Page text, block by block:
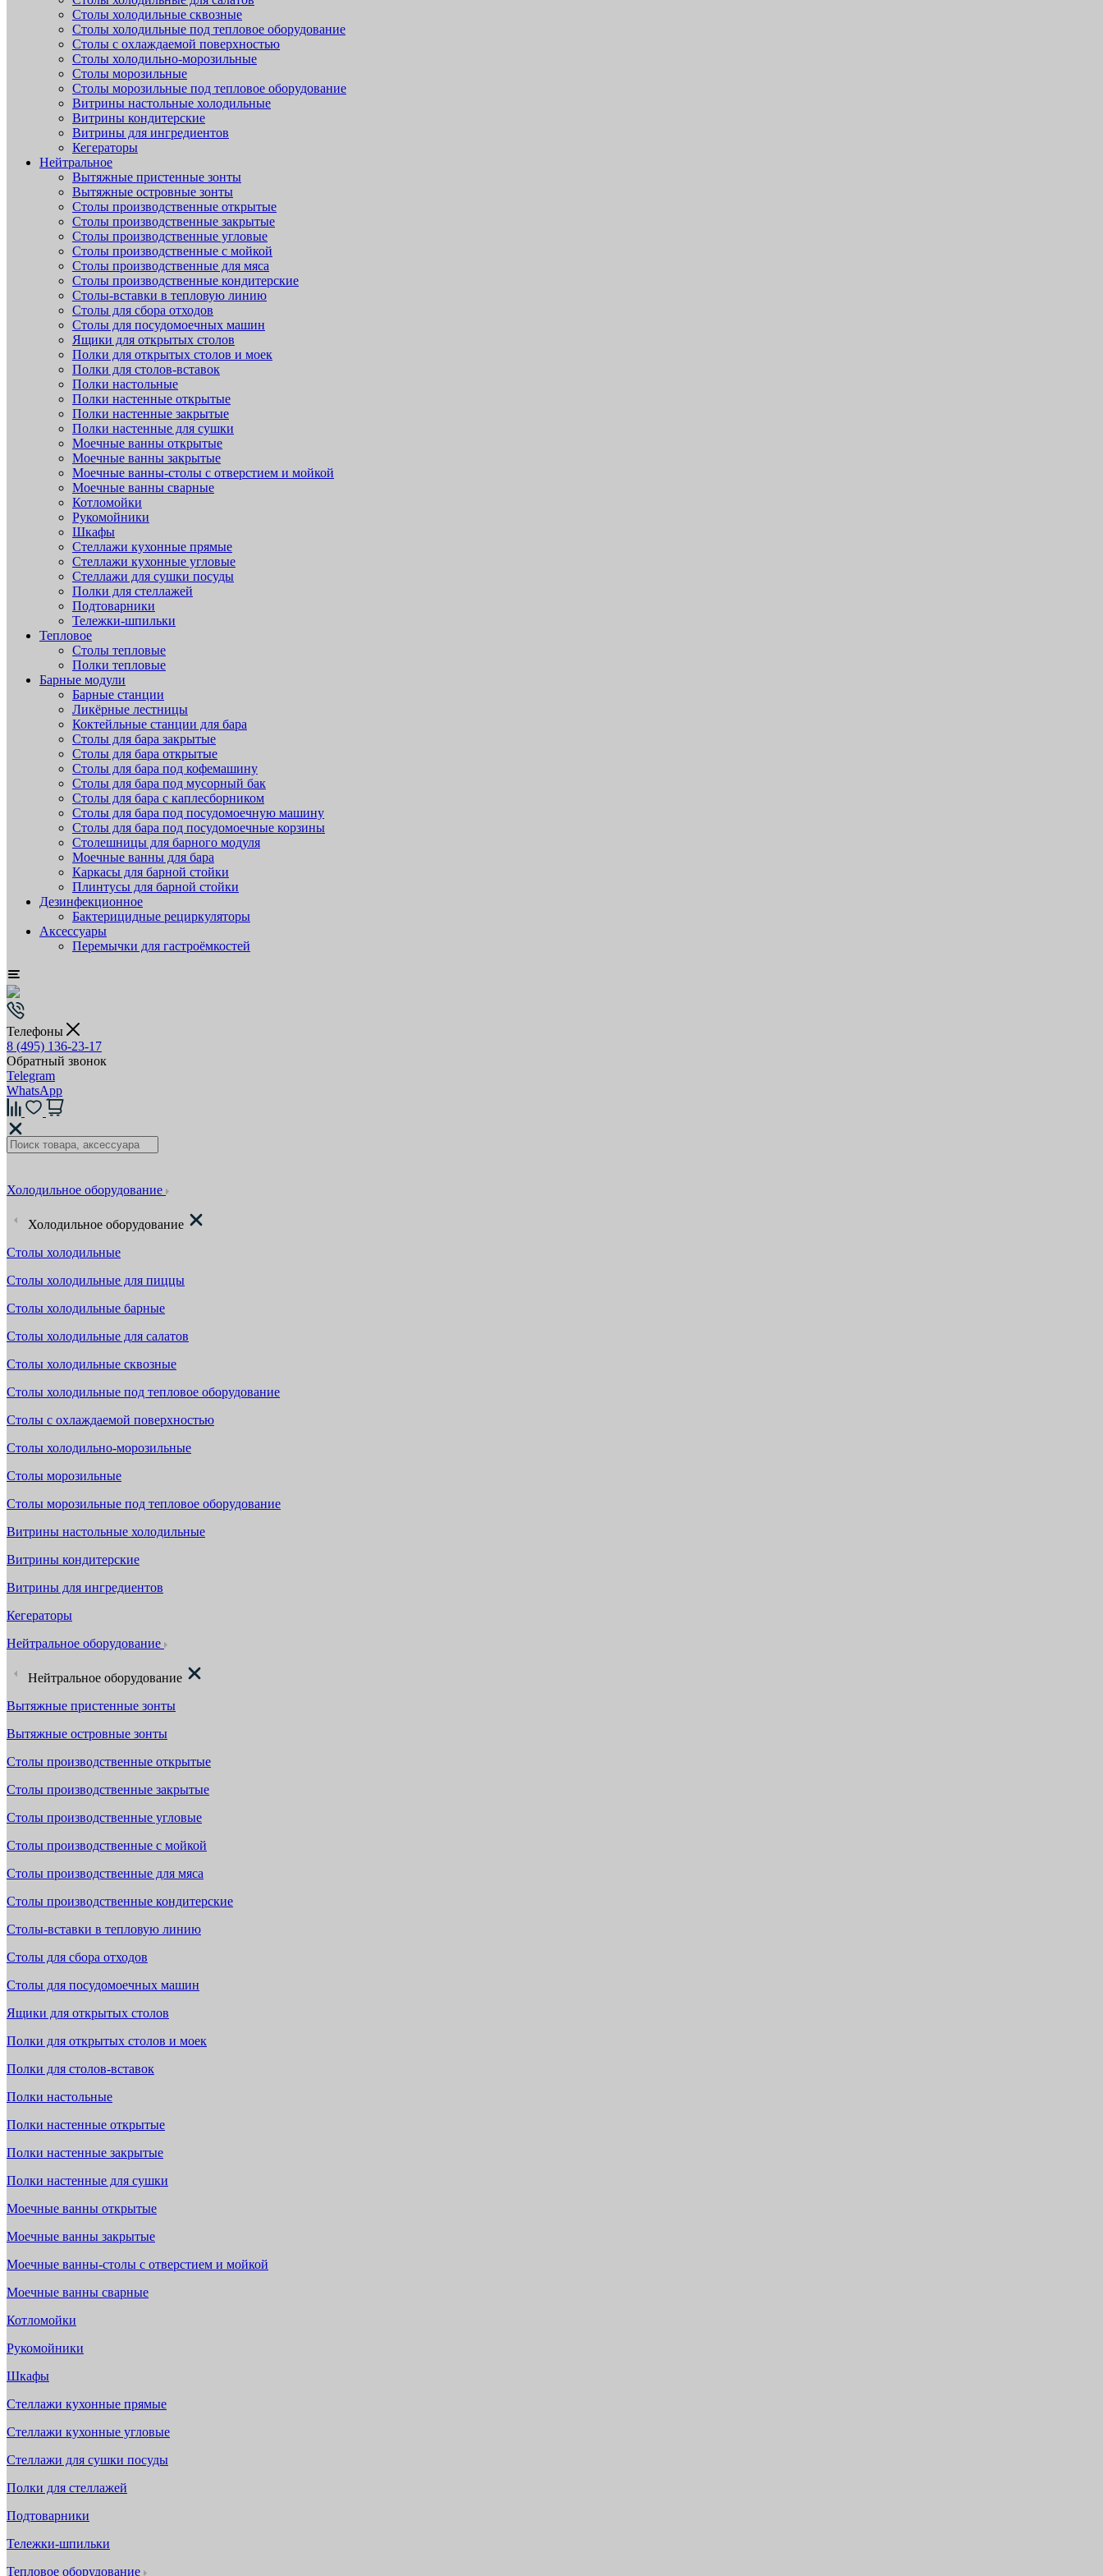
Столы холодильные сквозные
Столы холодильные под тепловое оборудование
Столы с охлаждаемой поверхностью
Столы холодильно-морозильные
Столы морозильные
Столы морозильные под тепловое оборудование
Витрины настольные холодильные
Витрины кондитерские
Витрины для ингредиентов
Кегераторы
Нейтральное
Вытяжные пристенные зонты
Вытяжные островные зонты
Столы производственные открытые
Столы производственные закрытые
Столы производственные угловые
Столы производственные с мойкой
Столы производственные для мяса
Столы производственные кондитерские
Столы-вставки в тепловую линию
Столы для сбора отходов
Столы для посудомоечных машин
Ящики для открытых столов
Полки для открытых столов и моек
Полки для столов-вставок
Полки настольные
Полки настенные открытые
Полки настенные закрытые
Полки настенные для сушки
Моечные ванны открытые
Моечные ванны закрытые
Моечные ванны-столы с отверстием и мойкой
Моечные ванны сварные
Котломойки
Рукомойники
Шкафы
Стеллажи кухонные прямые
Стеллажи кухонные угловые
Стеллажи для сушки посуды
Полки для стеллажей
Подтоварники
Тележки-шпильки
Тепловое
Столы тепловые
Полки тепловые
Барные модули
Барные станции
Ликёрные лестницы
Коктейльные станции для бара
Столы для бара закрытые
Столы для бара открытые
Столы для бара под кофемашину
Столы для бара под мусорный бак
Столы для бара с каплесборником
Столы для бара под посудомоечную машину
Столы для бара под посудомоечные корзины
Столешницы для барного модуля
Моечные ванны для бара
Каркасы для барной стойки
Плинтусы для барной стойки
Дезинфекционное
Бактерицидные рециркуляторы
Аксессуары
Перемычки для гастроёмкостей
Телефоны
8 (495) 136-23-17
Обратный звонок
Telegram
WhatsApp
Холодильное оборудование
Холодильное оборудование
Столы холодильные
Столы холодильные для пиццы
Столы холодильные барные
Столы холодильные для салатов
Столы холодильные сквозные
Столы холодильные под тепловое оборудование
Столы с охлаждаемой поверхностью
Столы холодильно-морозильные
Столы морозильные
Столы морозильные под тепловое оборудование
Витрины настольные холодильные
Витрины кондитерские
Витрины для ингредиентов
Кегераторы
Нейтральное оборудование
Нейтральное оборудование
Вытяжные пристенные зонты
Вытяжные островные зонты
Столы производственные открытые
Столы производственные закрытые
Столы производственные угловые
Столы производственные с мойкой
Столы производственные для мяса
Столы производственные кондитерские
Столы-вставки в тепловую линию
Столы для сбора отходов
Столы для посудомоечных машин
Ящики для открытых столов
Полки для открытых столов и моек
Полки для столов-вставок
Полки настольные
Полки настенные открытые
Полки настенные закрытые
Полки настенные для сушки
Моечные ванны открытые
Моечные ванны закрытые
Моечные ванны-столы с отверстием и мойкой
Моечные ванны сварные
Котломойки
Рукомойники
Шкафы
Стеллажи кухонные прямые
Стеллажи кухонные угловые
Стеллажи для сушки посуды
Полки для стеллажей
Подтоварники
Тележки-шпильки
Тепловое оборудование